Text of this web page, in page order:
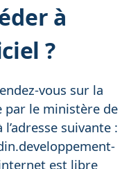
à
?
vous sur la
par le ministère de
suivante :
est libre